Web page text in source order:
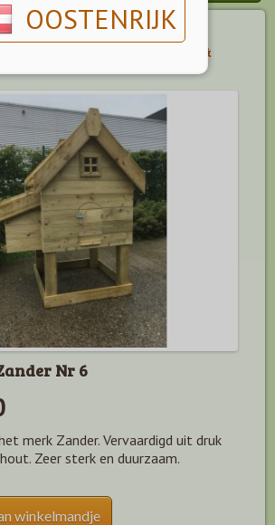
OOSTENRIJK
Hokken &
Nr 6
merk Zander. Vervaardigd uit druk
Zeer sterk en duurzaam.
winkelmandje